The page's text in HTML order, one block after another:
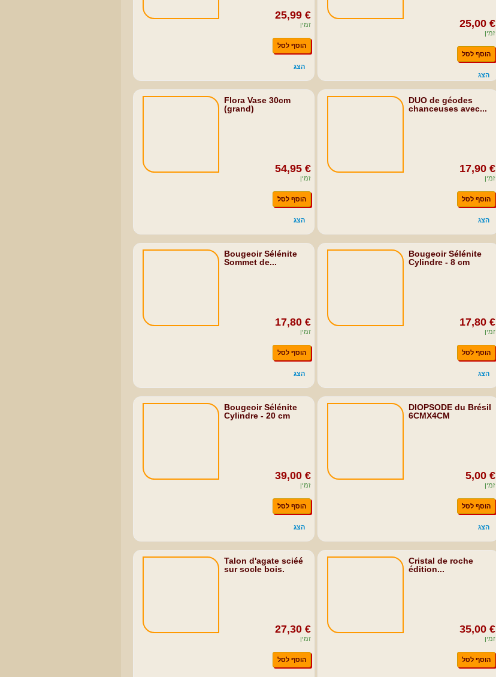
25,99 €
זמין
הוסף לסל
הצג
25,00 €
זמין
הוסף לסל
הצג
Flora Vase 30cm
(grand)
54,95 €
זמין
הוסף לסל
הצג
DUO de géodes
chanceuses avec...
17,90 €
זמין
הוסף לסל
הצג
Bougeoir Sélénite
Sommet de...
17,80 €
זמין
הוסף לסל
הצג
Bougeoir Sélénite
Cylindre - 8 cm
17,80 €
זמין
הוסף לסל
הצג
Bougeoir Sélénite
Cylindre - 20 cm
39,00 €
זמין
הוסף לסל
הצג
DIOPSODE du Brésil
6CMX4CM
5,00 €
זמין
הוסף לסל
הצג
Talon d'agate sciéé
sur socle bois.
27,30 €
זמין
הוסף לסל
Cristal de roche
édition...
35,00 €
זמין
הוסף לסל